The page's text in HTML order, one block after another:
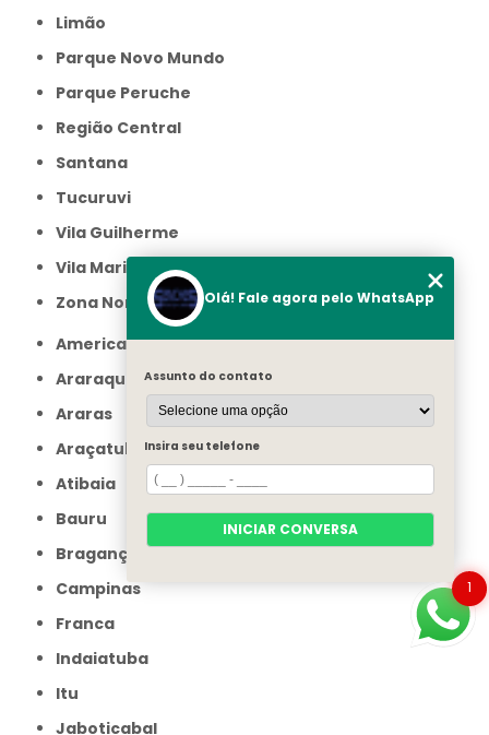
Limão
Parque Novo Mundo
Parque Peruche
Região Central
Santana
Tucuruvi
Vila Guilherme
Vila Maria
Zona Norte
Americana
Araraquara
Araras
Araçatuba
Atibaia
Bauru
Bragança Paulista
Campinas
Franca
Indaiatuba
Itu
Jaboticabal
1
Olá! Fale agora pelo WhatsApp
Assunto do contato
Insira seu telefone
INICIAR CONVERSA